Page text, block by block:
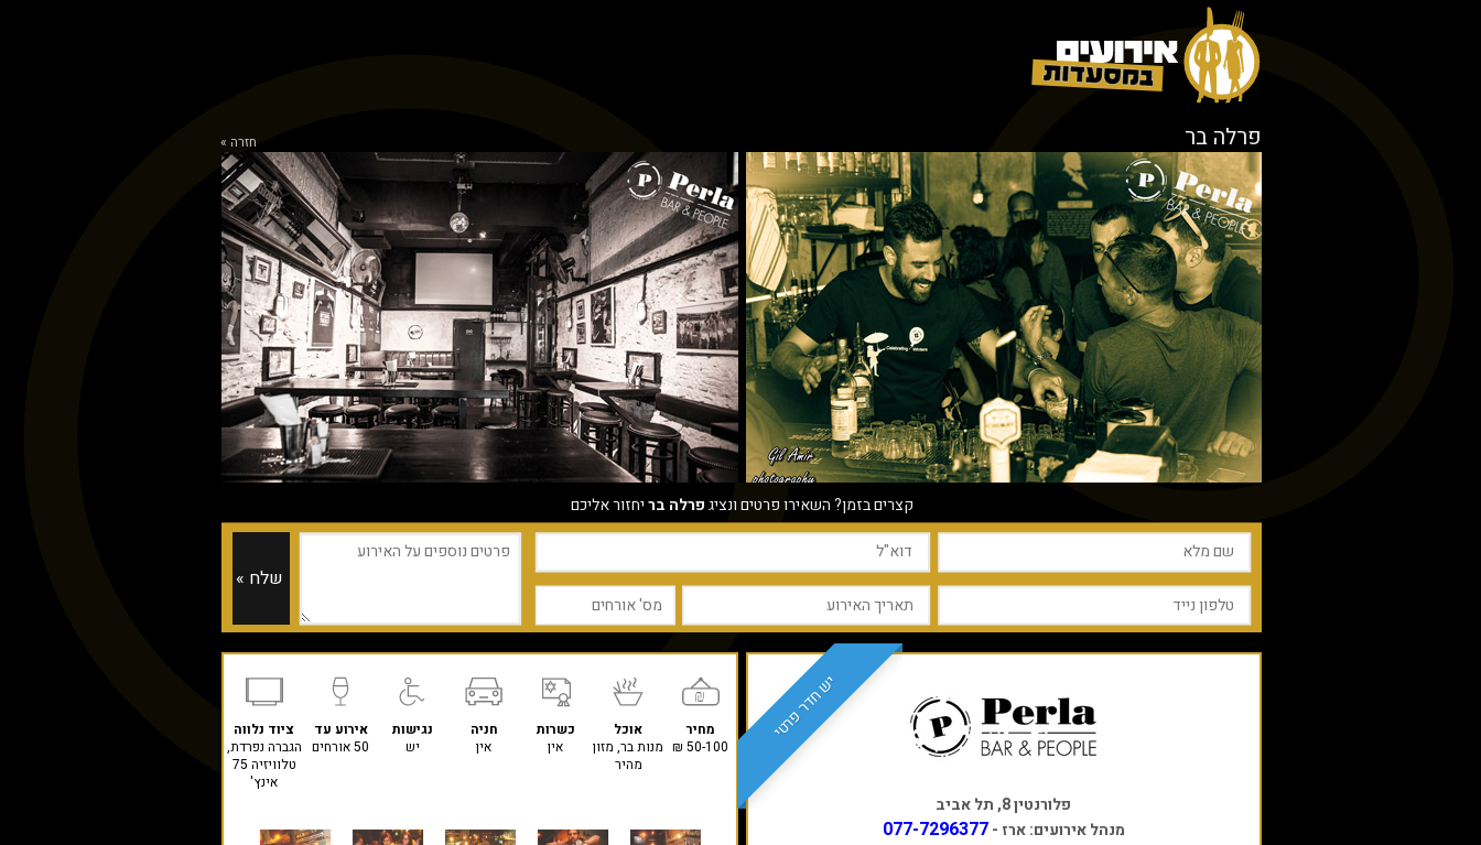
חזרה » פרלה בר
קצרים בזמן? השאירו פרטים ונציגפרלה בריחזור אליכם
יש חדר פרטי
פלורנטין 8, תל אביב
מנהל אירועים: ארז -077-7296377
מחיר אוכל כשרות חניה נגישות אירוע עד
ציוד נלווה
50-100 ₪
מנות בר, מזון
מהיר
אין אין יש 50 אורחים
הגברה נפרדת,
טלוויזיה 75
אינץ'